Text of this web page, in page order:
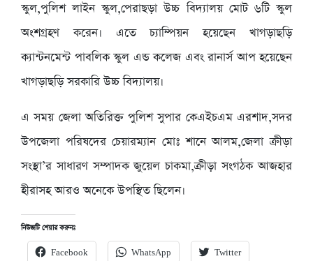
স্কুল,পুলিশ লাইন স্কুল,পেরাছড়া উচ্চ বিদ্যালয় মোট ৬টি স্কুল
অংশগ্রহণ করেন। এতে চ্যাম্পিয়ন হয়েছেন খাগড়াছড়ি
ক্যান্টনমেন্ট পাবলিক স্কুল এন্ড কলেজ এবং রানার্স আপ হয়েছেন
খাগড়াছড়ি সরকারি উচ্চ বিদ্যালয়।
এ সময় জেলা অতিরিক্ত পুলিশ সুপার কেএইচএম এরশাদ,সদর
উপজেলা পরিষদের চেয়ারম্যান মোঃ শানে আলম,জেলা ক্রীড়া
সংস্থা’র সাধারণ সম্পাদক জুয়েল চাকমা,ক্রীড়া সংগঠক আজহার
হীরাসহ আরও অনেকে উপস্থিত ছিলেন।
নিউজটি শেয়ার করুনঃ
Facebook WhatsApp Twitter